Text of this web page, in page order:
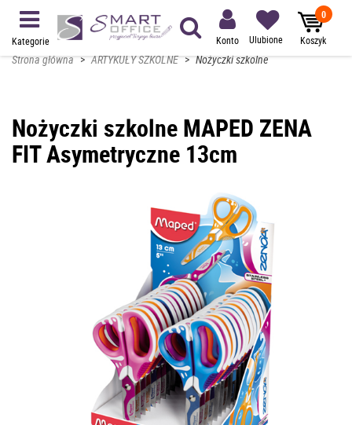
Kategorie Konto Ulubione
0
Koszyk
Strona główna > ARTYKUŁY SZKOLNE > Nożyczki szkolne
Nożyczki szkolne MAPED ZENA
FIT Asymetryczne 13cm